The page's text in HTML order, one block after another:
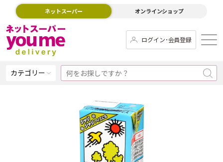
ネットスーパー オンラインショップ
ログイン･会員登録
カテゴリー